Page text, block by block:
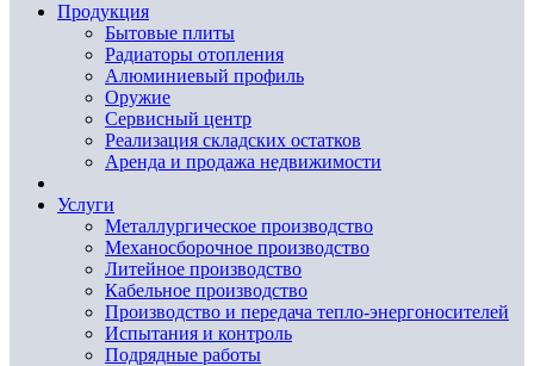
Продукция
Бытовые плиты
Радиаторы отопления
Алюминиевый профиль
Оружие
Сервисный центр
Реализация складских остатков
Аренда и продажа недвижимости
Услуги
Металлургическое производство
Механосборочное производство
Литейное производство
Кабельное производство
Производство и передача тепло-энергоносителей
Испытания и контроль
Подрядные работы